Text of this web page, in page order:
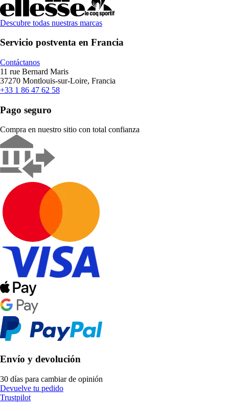
Descubre todas nuestras marcas
Servicio postventa en Francia
Contáctanos
11 rue Bernard Maris
37270 Montlouis-sur-Loire, Francia
+33 1 86 47 62 58
Pago seguro
Compra en nuestro sitio con total confianza
Envío y devolución
30 días para cambiar de opinión
Devuelve tu pedido
Trustpilot